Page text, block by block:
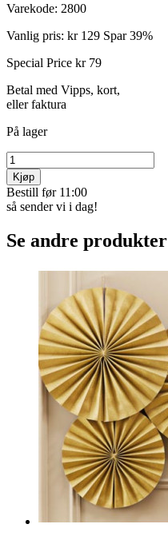
Varekode: 2800
Vanlig pris: kr 129 Spar 39%
Special Price kr 79
Betal med Vipps, kort,
eller faktura
På lager
Kjøp
Bestill før 11:00
så sender vi i dag!
Se andre produkter